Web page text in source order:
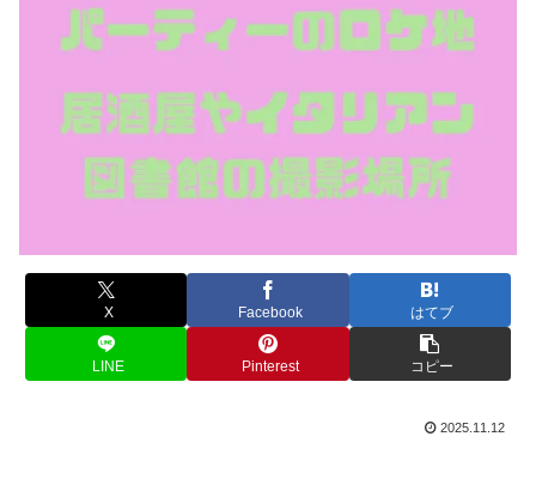
X Facebook はてブ
LINE Pinterest コピー
2025.11.12